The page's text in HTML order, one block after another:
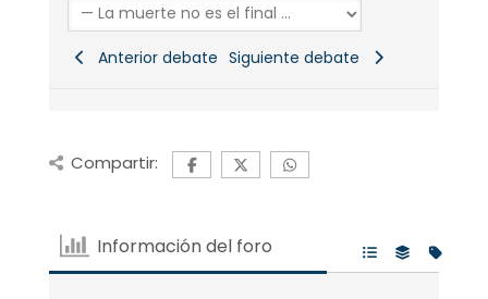
Anterior debate Siguiente debate
Compartir:
Información del foro